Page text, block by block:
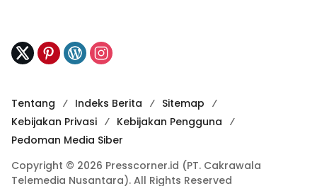
Tentang Indeks Berita
Sitemap
Kebijakan Privasi
Kebijakan Pengguna
Pedoman Media Siber
Copyright © 2026 Presscorner.id (PT. Cakrawala
Telemedia Nusantara). All Rights Reserved